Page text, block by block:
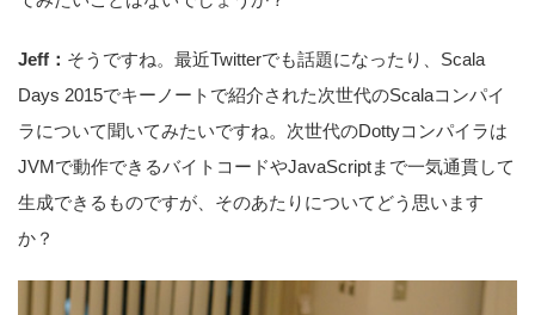
Jeff： そうですね。最近Twitterでも話題になったり、Scala
Days 2015でキーノートで紹介された次世代のScalaコンパイ
ラについて聞いてみたいですね。次世代のDottyコンパイラは
JVMで動作できるバイトコードやJavaScriptまで一気通貫して
生成できるものですが、そのあたりについてどう思います
か？